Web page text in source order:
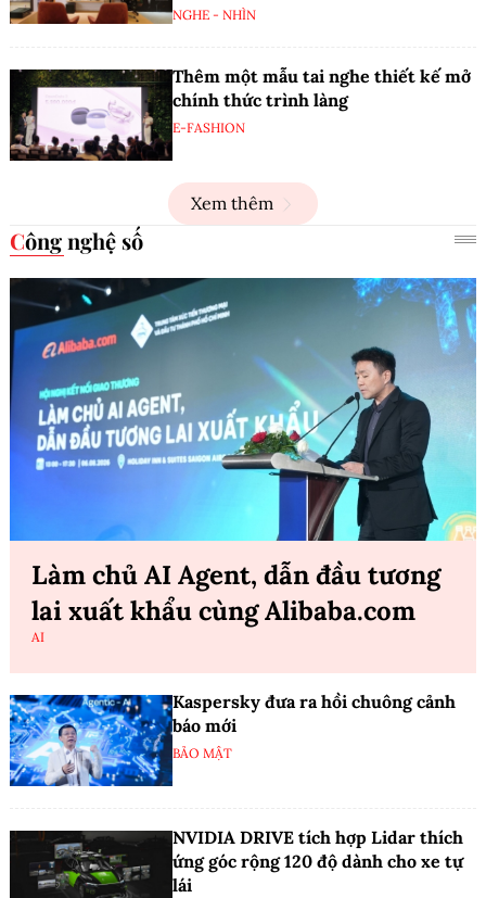
NGHE - NHÌN
Thêm một mẫu tai nghe thiết kế mở
chính thức trình làng
E-FASHION
Xem thêm
Công nghệ số
Làm chủ AI Agent, dẫn đầu tương
lai xuất khẩu cùng Alibaba.com
AI
Kaspersky đưa ra hồi chuông cảnh
báo mới
BẢO MẬT
NVIDIA DRIVE tích hợp Lidar thích
ứng góc rộng 120 độ dành cho xe tự
lái